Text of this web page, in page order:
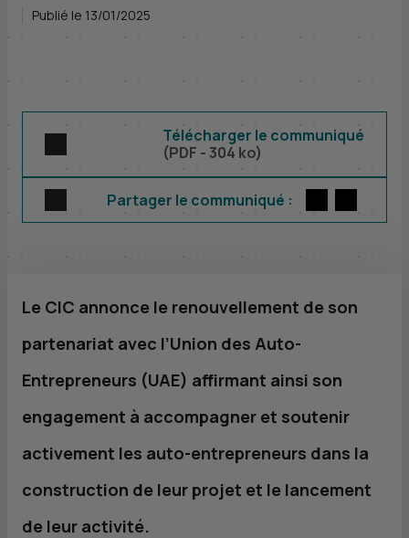
Publié le 13/01/2025
Télécharger le communiqué
(PDF - 304 ko)
Partager le communiqué :
Le CIC annonce le renouvellement de son
partenariat avec l’Union des Auto-
Entrepreneurs (UAE) affirmant ainsi son
engagement à accompagner et soutenir
activement les auto-entrepreneurs dans la
construction de leur projet et le lancement
de leur activité.